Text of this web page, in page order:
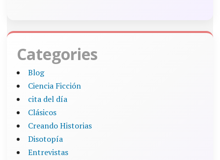
Categories
Blog
Ciencia Ficción
cita del día
Clásicos
Creando Historias
Disotopía
Entrevistas